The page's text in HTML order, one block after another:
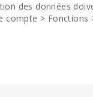
des données
compte > Fonctions